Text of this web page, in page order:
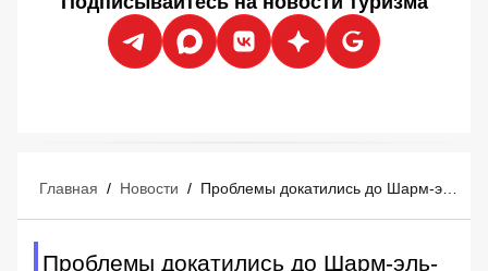
Главная / Новости / Проблемы докатились до Шарм-эль-Шейха: в отелях начался жёсткий овербукинг
Проблемы докатились до Шарм-эль-